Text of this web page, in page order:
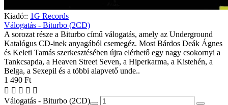
Kiadó:: 1G Records
Válogatás - Biturbo (2CD)
A sorozat része a Biturbo című válogatás, amely az Underground
Katalógus CD-inek anyagából csemegéz. Most Bárdos Deák Ágnes
és Keleti Tamás szerkesztésében újra elérhető egy nagy csokornyi a
Tankcsapda, a Heaven Street Seven, a Hiperkarma, a Kistehén, a
Belga, a Sexepil és a többi alapvető unde..
1 490 Ft
Válogatás - Biturbo (2CD)